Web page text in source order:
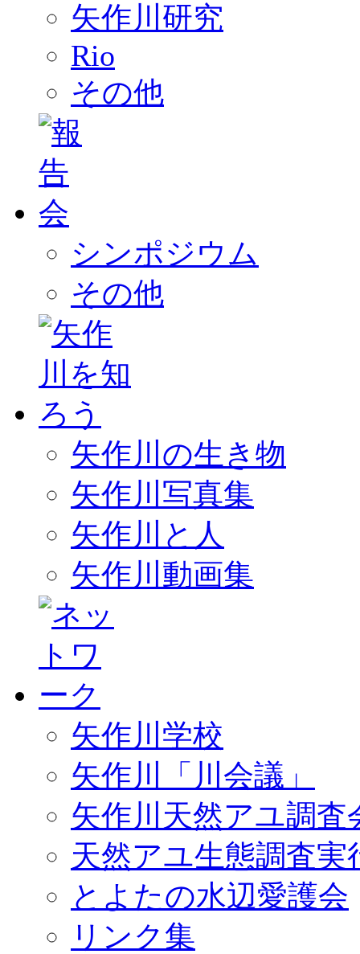
矢作川研究
Rio
その他
シンポジウム
その他
矢作川の生き物
矢作川写真集
矢作川と人
矢作川動画集
矢作川学校
矢作川「川会議」
矢作川天然アユ調査
天然アユ生態調査実
とよたの水辺愛護会
リンク集